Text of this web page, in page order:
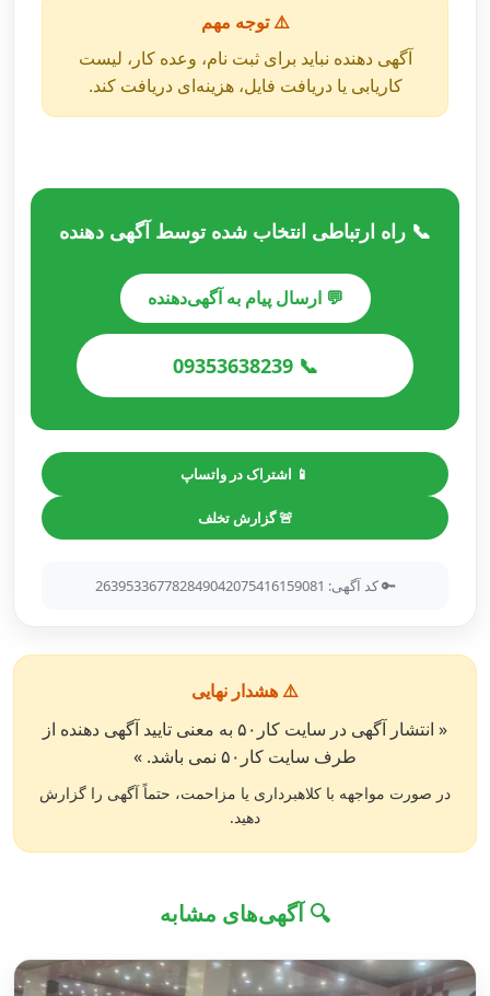
⚠️ توجه مهم
آگهی دهنده نباید برای ثبت نام، وعده کار، لیست
کاریابی یا دریافت فایل، هزینه‌ای دریافت کند.
📞 راه ارتباطی انتخاب شده توسط آگهی دهنده
💬 ارسال پیام به آگهی‌دهنده
📞 09353638239
📱 اشتراک در واتساپ
🚨 گزارش تخلف
🔑 کد آگهی: 263953367782849042075416159081
⚠️ هشدار نهایی
« انتشار آگهی در سایت کار۵۰ به معنی تایید آگهی دهنده از
طرف سایت کار۵۰ نمی باشد. »
در صورت مواجهه با کلاهبرداری یا مزاحمت، حتماً آگهی را گزارش
دهید.
🔍 آگهی‌های مشابه